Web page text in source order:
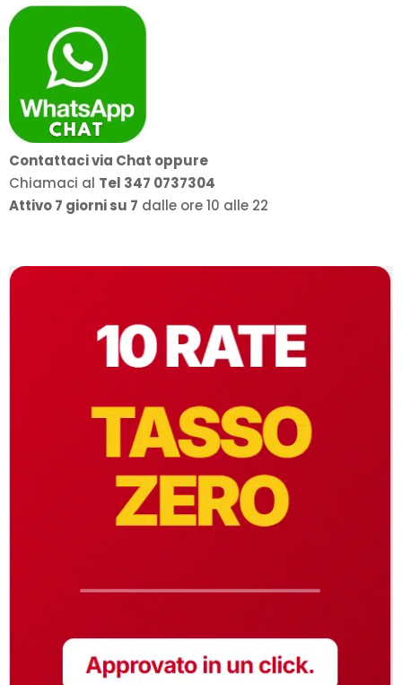
Contattaci via Chat oppure
Chiamaci al Tel 347 0737304
Attivo 7 giorni su 7 dalle ore 10 alle 22